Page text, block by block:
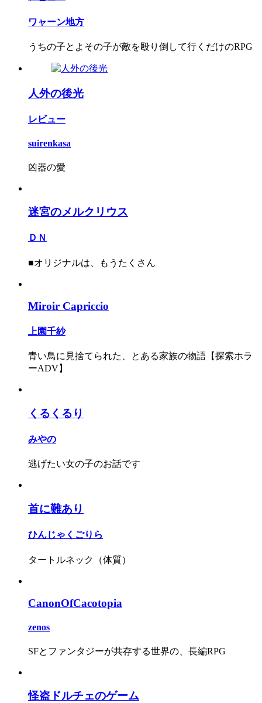
ワャーン地方
うちの子とよその子が敵を殴り倒して行くだけのRPG
人外の後光
レビュー
suirenkasa
凶器の愛
迷宮のメルクリウス
ＤＮ
■オリジナルは、もうたくさん
Miroir Capriccio
上園千紗
青い鳥に見捨てられた、とある家族の物語【探索ホラ
ーADV】
くるくるり
みやの
逃げたい女の子のお話です
首に難あり
ひんじゃくごりら
タートルネック（体質）
CanonOfCacotopia
zenos
SFとファンタジーが共存する世界の、長編RPG
怪盗ドルチェのゲーム